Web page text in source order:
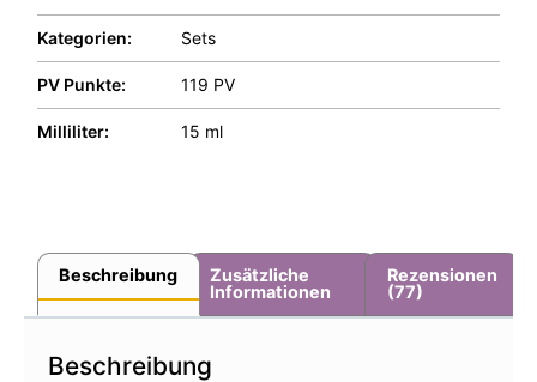
Kategorien: Sets
PV Punkte: 119 PV
Milliliter: 15 ml
Beschreibung
Zusätzliche
Informationen
Rezensionen
(77)
Beschreibung